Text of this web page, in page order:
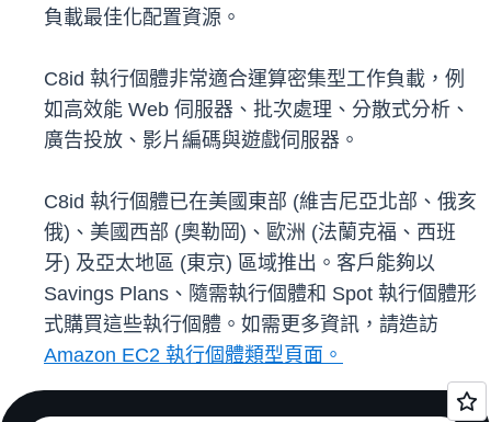
負載最佳化配置資源。
C8id 執行個體非常適合運算密集型工作負載，例
如高效能 Web 伺服器、批次處理、分散式分析、
廣告投放、影片編碼與遊戲伺服器。
C8id 執行個體已在美國東部 (維吉尼亞北部、俄亥
俄)、美國西部 (奧勒岡)、歐洲 (法蘭克福、西班
牙) 及亞太地區 (東京) 區域推出。客戶能夠以
Savings Plans、隨需執行個體和 Spot 執行個體形
式購買這些執行個體。如需更多資訊，請造訪
Amazon EC2 執行個體類型頁面。